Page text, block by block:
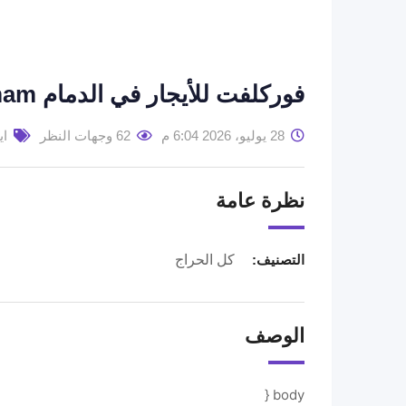
فوركلفت للأيجار في الدمام Forklift for rental in Dammam
28 يوليو، 2026 6:04 م 62 وجهات النظر
نظرة عامة
التصنيف: كل الحراج
الوصف
body {